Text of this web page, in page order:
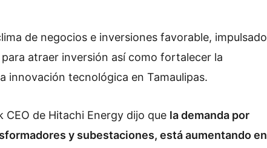
de negocios e inversiones favorable, impulsado
atraer inversión así como fortalecer la
innovación tecnológica en Tamaulipas.
CEO de Hitachi Energy dijo que la demanda por
y subestaciones, está aumentando en